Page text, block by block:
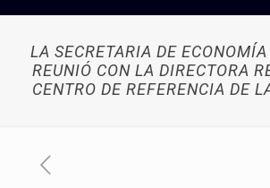
LA SECRETARIA DE
REUNIÓ CON LA DIRECTORA
CENTRO DE REFERENCIA DE